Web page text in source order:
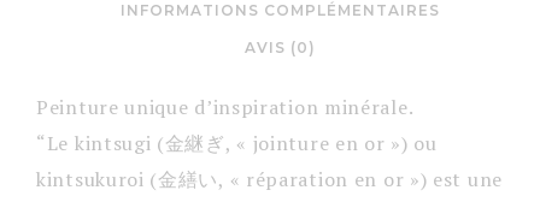
INFORMATIONS COMPLÉMENTAIRES
AVIS (0)
Peinture unique d’inspiration minérale.
“Le kintsugi (金継ぎ, « jointure en or ») ou
kintsukuroi (金繕い, « réparation en or ») est une